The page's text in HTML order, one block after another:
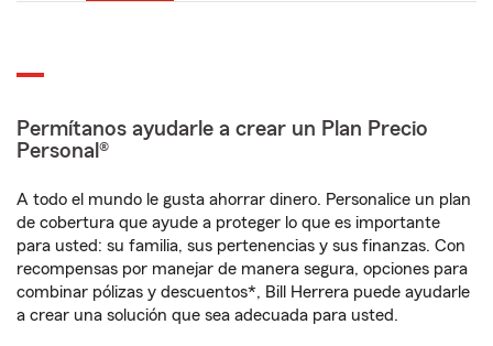
Permítanos ayudarle a crear un Plan Precio
Personal®
A todo el mundo le gusta ahorrar dinero. Personalice un plan
de cobertura que ayude a proteger lo que es importante
para usted: su familia, sus pertenencias y sus finanzas. Con
recompensas por manejar de manera segura, opciones para
combinar pólizas y descuentos*, Bill Herrera puede ayudarle
a crear una solución que sea adecuada para usted.